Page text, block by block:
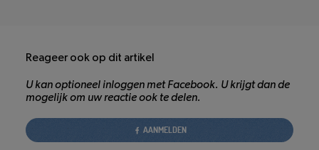
Reageer ook op dit artikel
U kan optioneel inloggen met Facebook. U krijgt dan de
mogelijk om uw reactie ook te delen.
AANMELDEN